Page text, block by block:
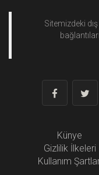
Sitemizdeki
Künye
Gizlilik İlkeleri
Kullanım